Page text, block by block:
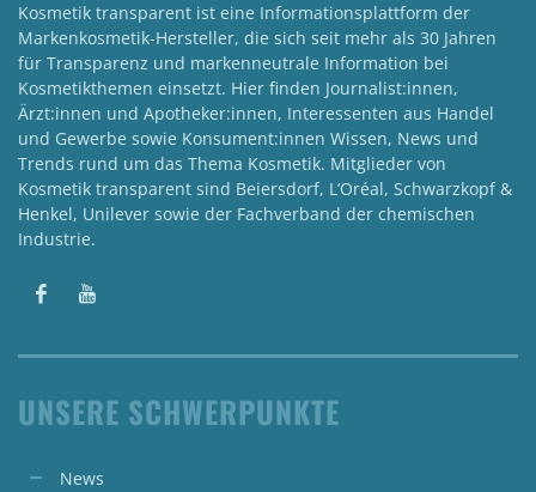
Kosmetik transparent ist eine Informationsplattform der
Markenkosmetik-Hersteller, die sich seit mehr als 30 Jahren
für Transparenz und markenneutrale Information bei
Kosmetikthemen einsetzt. Hier finden Journalist:innen,
Ärzt:innen und Apotheker:innen, Interessenten aus Handel
und Gewerbe sowie Konsument:innen Wissen, News und
Trends rund um das Thema Kosmetik. Mitglieder von
Kosmetik transparent sind Beiersdorf, L’Oréal, Schwarzkopf &
Henkel, Unilever sowie der Fachverband der chemischen
Industrie.
UNSERE SCHWERPUNKTE
News